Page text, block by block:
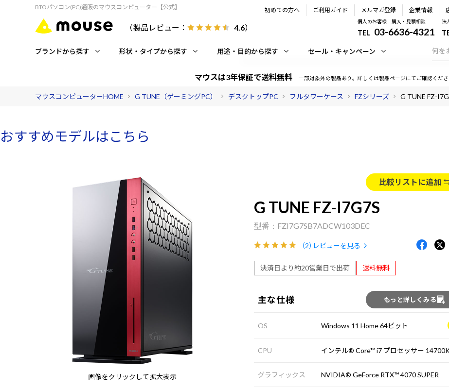
BTOパソコン(PC)通販のマウスコンピューター【公式】
（製品レビュー： 4.6）
初めての方へ ご利用ガイド メルマガ登録 企業情報
個人のお客様 購入・見積相談
TEL 03-6636-4321
法
ブランドから探す 形状・タイプから探す 用途・目的から探す セール・キャンペーン
マウスは3年保証で送料無料 一部対象外の製品あり。詳しくは製品ページにてご確認くださ
マウスコンピューターHOME G TUNE（ゲーミングPC） デスクトップPC フルタワーケース FZシリーズ G TUNE FZ-
おすすめモデルはこちら
画像をクリックして拡大表示
比較リストに追加
G TUNE FZ-I7G7S
FZI7G7SB7ADCW103DEC
（2）レビューを見る
決済日より約20営業日で出荷 送料無料
主な仕様 もっと詳しくみる
OS Windows 11 Home 64ビット
CPU インテル® Core™ i7 プロセッサー
グラフィックス NVIDIA® GeForce RTX™ 4070 SUPER